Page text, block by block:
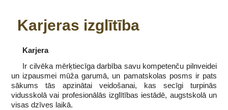
Karjeras izglītība
Karjera
Ir cilvēka mērķtiecīga darbība savu kompetenču pilnveidei
un izpausmei mūža garumā, un pamatskolas posms ir pats
sākums tās apzinātai veidošanai, kas secīgi turpinās
vidusskolā vai profesionālās izglītības iestādē, augstskolā un
visas dzīves laikā.